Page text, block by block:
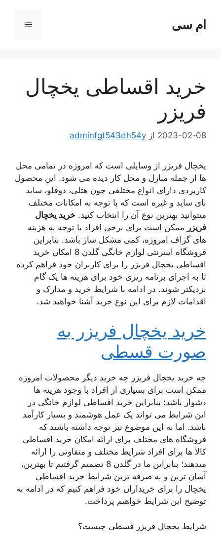
محتواام سی فهرست
خرید اقساطی یخچال
فریزر
2023-02-08 از adminfgt543dh54y
یخچال فریزر از وسایلی است که امروزه در تمامی محل
ها از جمله منازل و محل کار دیده می شود. این محصول
کاربردی دارای انواع مختلفی چون هتلی، دوقلو، ساید
بای ساید و غیره است که با توجه به امکانات مختلف
میتوانید بهترین نوع آن را انتخاب کنید. خرید یخچال
فریزر ممکن است برای برخی افراد با توجه به هزینه
های گزاف امروزه، کمی مشکل ساز باشد. بنابراین
فروشگاه اینترنتی لوازم خانگی گلدن 8 امکان خرید
اقساطی یخچال فریزر را برای کاربران خود فراهم کرده
تا به اجرای برنامه ریزی خود برای هزینه ها یک گام
نزدیکتر شوند. در ادامه با شرایط خرید و مدارک و
اقدامات لازم برای این نوع خرید آشنا خواهید شد.
خرید یخچال فریزر به
صورت قسطی
چه خرید یخچال فریزر چه خرید دیگر محصولات امروزه
ممکن است برای بسیاری از افراد با وجود هزینه ها
دشوار باشد؛ بنابراین خرید اقساطی لوازم خانگی در
این شرایط می تواند یک عمل هوشمند و بسیار کارآمد
باشد. اما به این موضوع نیز توجه داشته باشید که
فروشگاه های مختلف برای ارائه امکان خرید اقساطی
کالا ها برای افراد شرایط مختلف و متفاوتی را ارائه
میدهند؛ بنابراین ما در گلدن 8 تصمیم گرفتیم تا بهترین،
آسان ترین و به صرفه ترین شرایط خرید اقساطی
یخچال را برای خریداران خود فراهم کنیم که در ادامه به
توضیح این شرایط خواهیم پرداخت.
شرایط یخچال فریزر قسطی چیست؟